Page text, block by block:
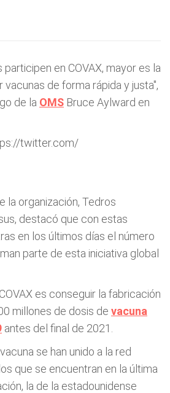
en COVAX, mayor es la
de forma rápida y justa",
de la OMS Bruce Aylward en
twitter.com/
la organización, Tedros
destacó que con estas
en los últimos días el número
parte de esta iniciativa global
es conseguir la fabricación
millones de dosis de vacuna
antes del final de 2021.
se han unido a la red
que se encuentran en la última
la de la estadounidense